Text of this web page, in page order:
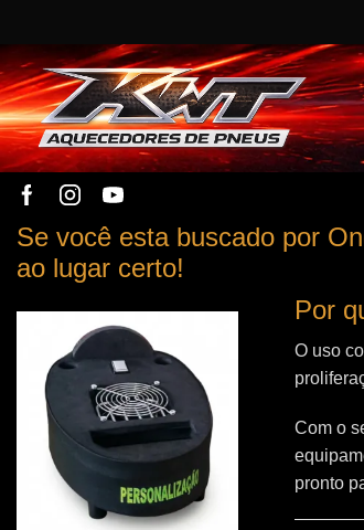
Se você esta buscado por
ao lugar certo!
Por
O uso
Com o
pronto